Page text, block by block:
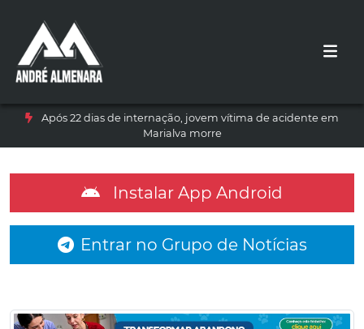
Após 22 dias de internação, jovem vítima de acidente em
Marialva morre
Instalar App Android
Entrar no Grupo de Notícias